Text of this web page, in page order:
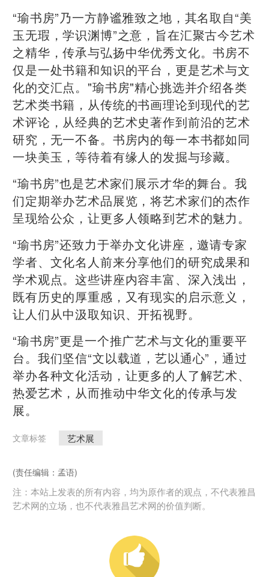
“瑜书房”乃一方静谧雅致之地，其名取自“美
玉无瑕，学识渊博”之意，旨在汇聚古今艺术
之精华，传承与弘扬中华优秀文化。书房不
仅是一处书籍和知识的平台，更是艺术与文
化的交汇点。"瑜书房"精心挑选并介绍各类
艺术类书籍，从传统的书画理论到现代的艺
术评论，从经典的艺术史著作到前沿的艺术
研究，无一不备。书房内的每一本书都如同
一块美玉，等待着有缘人的发掘与珍藏。
“瑜书房”也是艺术家们展示才华的舞台。我
们定期举办艺术品展览，将艺术家们的杰作
呈现给公众，让更多人领略到艺术的魅力。
“瑜书房”还致力于举办文化讲座，邀请专家
学者、文化名人前来分享他们的研究成果和
学术观点。这些讲座内容丰富、深入浅出，
既有历史的厚重感，又有现实的启示意义，
让人们从中汲取知识、开拓视野。
“瑜书房”更是一个推广艺术与文化的重要平
台。我们坚信“文以载道，艺以通心”，通过
举办各种文化活动，让更多的人了解艺术、
热爱艺术，从而推动中华文化的传承与发
展。
文章标签 艺术展
(责任编辑：孟语)
注：本站上发表的所有内容，均为原作者的观点，不代表雅昌
艺术网的立场，也不代表雅昌艺术网的价值判断。